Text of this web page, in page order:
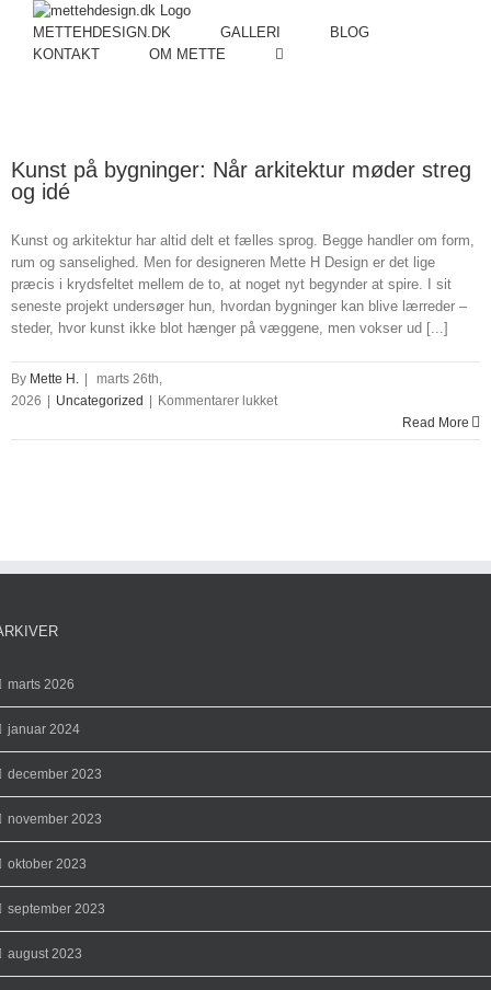
METTEHDESIGN.DK GALLERI
BLOG
KONTAKT
OM METTE
Kunst på bygninger: Når arkitektur møder streg
og idé
Kunst og arkitektur har altid delt et fælles sprog. Begge handler om form,
rum og sanselighed. Men for designeren Mette H Design er det lige
præcis i krydsfeltet mellem de to, at noget nyt begynder at spire. I sit
seneste projekt undersøger hun, hvordan bygninger kan blive lærreder –
steder, hvor kunst ikke blot hænger på væggene, men vokser ud [...]
By Mette H.
marts 26th,
2026
Uncategorized Kommentarer lukkettil
på
og
Read More
marts 2026
januar 2024
december 2023
november 2023
oktober 2023
september 2023
august 2023